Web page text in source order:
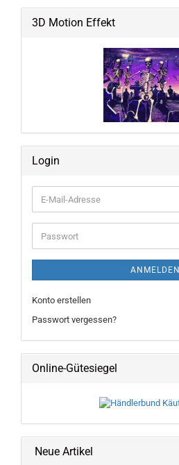
3D Motion Effekt
Login
E-
Mail-
Adresse
Passwort
ANMELDEN
Konto erstellen
Passwort vergessen?
Online-Gütesiegel
Neue Artikel